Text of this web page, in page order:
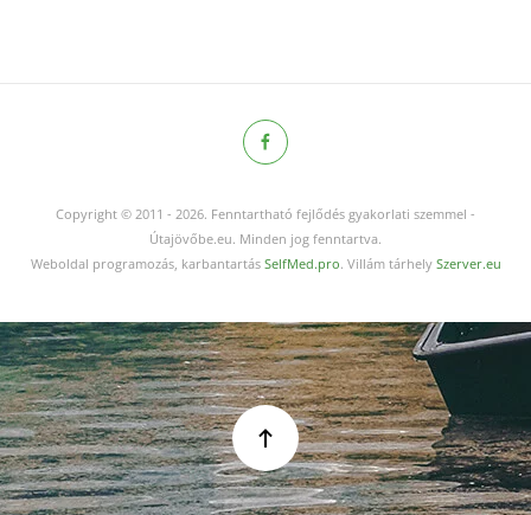
Copyright © 2011 - 2026. Fenntartható fejlődés gyakorlati szemmel -
Útajövőbe.eu. Minden jog fenntartva.
Weboldal programozás, karbantartás SelfMed.pro. Villám tárhely Szerver.eu